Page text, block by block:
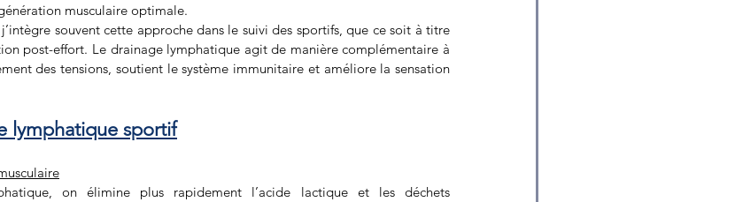
musculaire optimale.
souvent cette approche dans le suivi des sportifs, que ce soit à titre
post-effort. Le drainage lymphatique agit de manière complémentaire à
des tensions, soutient le système immunitaire et améliore la sensation
lymphatique sportif
on élimine plus rapidement l’acide lactique et les déchets